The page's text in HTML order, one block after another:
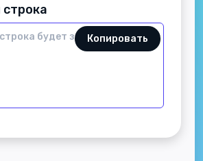
строка
Копировать